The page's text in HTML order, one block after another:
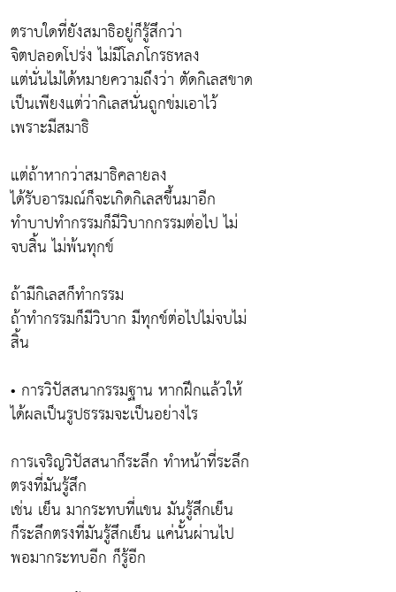
ตราบใดที่ยังสมาธิอยู่ก็รู้สึกว่า
จิตปลอดโปร่ง ไม่มีโลภโกรธหลง
แต่นั่นไม่ได้หมายความถึงว่า ตัดกิเลสขาด
เป็นเพียงแต่ว่ากิเลสนั่นถูกข่มเอาไว้
เพราะมีสมาธิ
แต่ถ้าหากว่าสมาธิคลายลง
ได้รับอารมณ์ก็จะเกิดกิเลสขึ้นมาอีก
ทำบาปทำกรรมก็มีวิบากกรรมต่อไป ไม่
จบสิ้น ไม่พ้นทุกข์
ถ้ามีกิเลสก็ทำกรรม
ถ้าทำกรรมก็มีวิบาก มีทุกข์ต่อไปไม่จบไม่
สิ้น
• การวิปัสสนากรรมฐาน หากฝึกแล้วให้
ได้ผลเป็นรูปธรรมจะเป็นอย่างไร
การเจริญวิปัสสนาก็ระลึก ทำหน้าที่ระลึก
ตรงที่มันรู้สึก
เช่น เย็น มากระทบที่แขน มันรู้สึกเย็น
ก็ระลึกตรงที่มันรู้สึกเย็น แค่นั้นผ่านไป
พอมากระทบอีก ก็รู้อีก